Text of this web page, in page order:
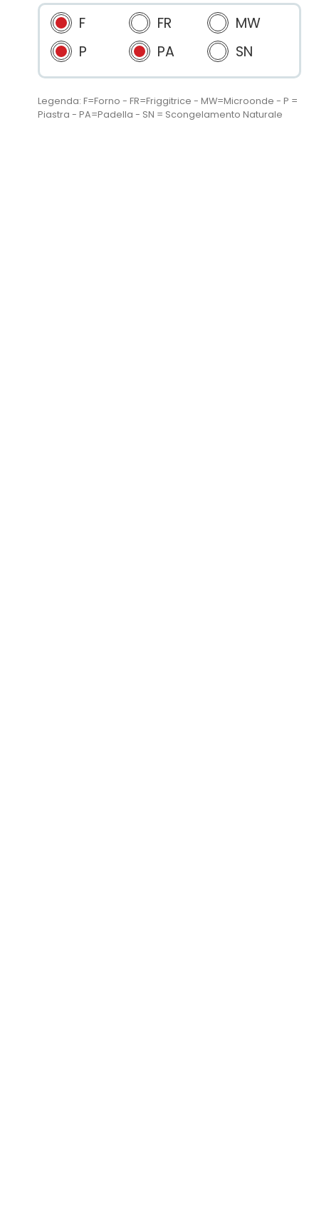
F FR
MW
P
PA SN
Legenda: F=Forno - FR=Friggitrice - MW=Microonde - P =
Piastra - PA=Padella - SN = Scongelamento Naturale